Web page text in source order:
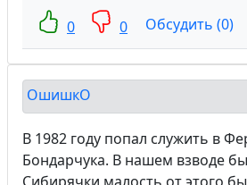
0
0 Обсудить (0)
ОшишкО
В 1982 году попал служить в
Бондарчука. В нашем взводе